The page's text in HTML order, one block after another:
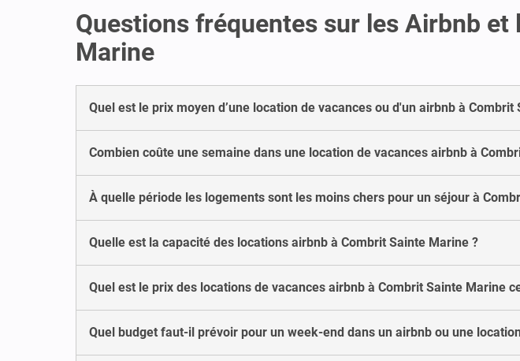
Questions fréquentes sur les Airbnb
Marine
Quel est le prix moyen d’une location de vacances ou d'un airbnb à Combrit
Combien coûte une semaine dans une location de vacances airbnb à
À quelle période les logements sont les moins chers pour un séjour à
Quelle est la capacité des locations airbnb à Combrit Sainte Marine ?
Quel est le prix des locations de vacances airbnb à Combrit Sainte Marine
Quel budget faut-il prévoir pour un week-end dans un airbnb ou une